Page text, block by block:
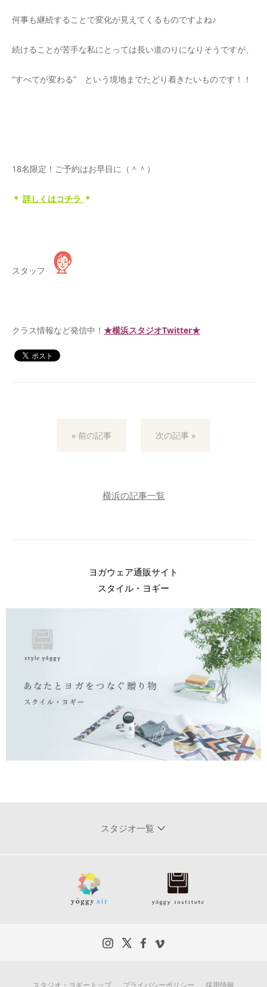
何事も継続することで変化が見えてくるものですよね♪
続けることが苦手な私にとっては長い道のりになりそうですが、
“すべてが変わる” という境地までたどり着きたいものです！！
18名限定！ご予約はお早目に（＾＾）
＊ 詳しくはコチラ ＊
スタッフ
クラス情報など発信中！ ★横浜スタジオTwitter★
« 前の記事 次の記事 »
横浜の記事一覧
ヨガウェア通販サイト
スタイル・ヨギー
スタジオ一覧
スタジオ・ヨギートップ プライバシーポリシー 採用情報